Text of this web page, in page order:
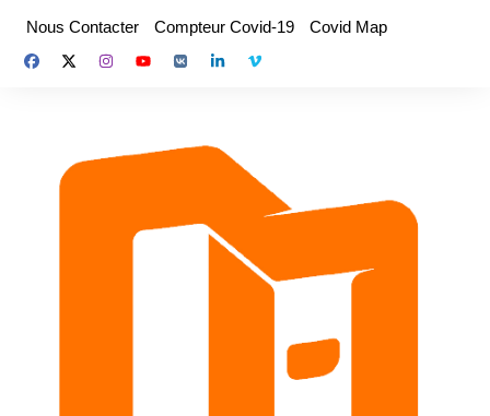
contenu
Nous Contacter Compteur Covid-19 Covid Map